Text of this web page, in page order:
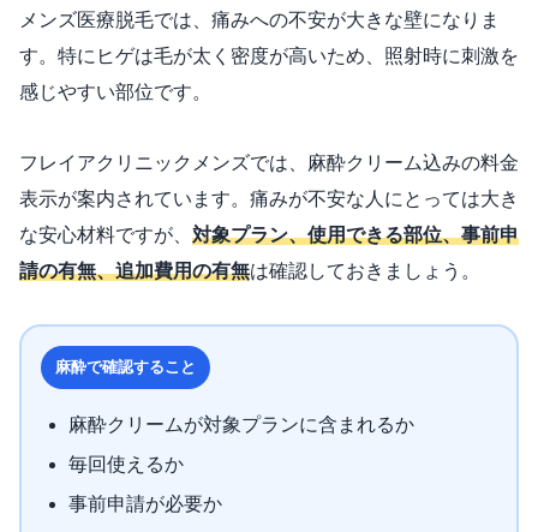
メンズ医療脱毛では、痛みへの不安が大きな壁になりま
す。特にヒゲは毛が太く密度が高いため、照射時に刺激を
感じやすい部位です。
フレイアクリニックメンズでは、麻酔クリーム込みの料金
表示が案内されています。痛みが不安な人にとっては大き
な安心材料ですが、 対象プラン、使用できる部位、事前申
請の有無、追加費用の有無は確認しておきましょう。
麻酔で確認すること
麻酔クリームが対象プランに含まれるか
毎回使えるか
事前申請が必要か